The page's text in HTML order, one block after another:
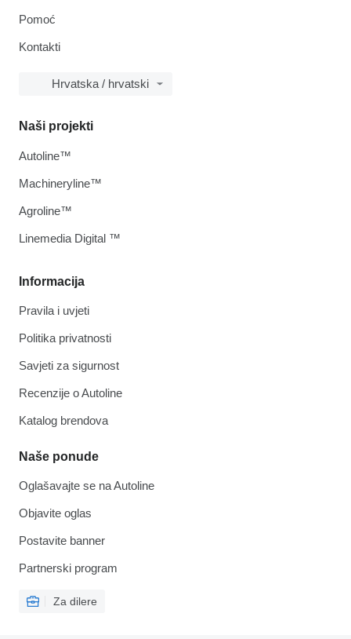
Pomoć
Kontakti
Hrvatska / hrvatski
Informacija
Pravila i uvjeti
Politika privatnosti
Savjeti za sigurnost
Recenzije o Autoline
Katalog brendova
Naše ponude
Oglašavajte se na Autoline
Objavite oglas
Postavite banner
Partnerski program
Za dilere
Naši projekti
Autoline™
Machineryline™
Agroline™
Linemedia Digital ™